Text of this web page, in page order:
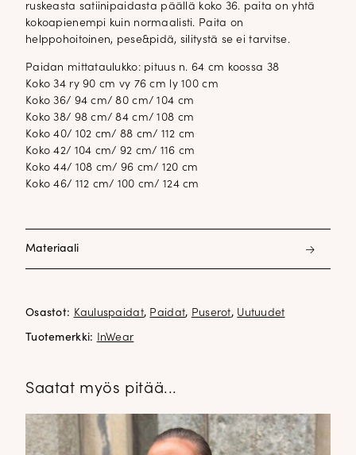
ruskeasta satiinipaidasta päällä koko 36. paita on yhtä
kokoapienempi kuin normaalisti. Paita on
helppohoitoinen, pese&pidä, silitystä se ei tarvitse.
Paidan mittataulukko: pituus n. 64 cm koossa 38
Koko 34 ry 90 cm vy 76 cm ly 100 cm
Koko 36/ 94 cm/ 80 cm/ 104 cm
Koko 38/ 98 cm/ 84 cm/ 108 cm
Koko 40/ 102 cm/ 88 cm/ 112 cm
Koko 42/ 104 cm/ 92 cm/ 116 cm
Koko 44/ 108 cm/ 96 cm/ 120 cm
Koko 46/ 112 cm/ 100 cm/ 124 cm
Materiaali
Osastot: Kauluspaidat, Paidat, Puserot, Uutuudet
Tuotemerkki: InWear
Saatat myös pitää...